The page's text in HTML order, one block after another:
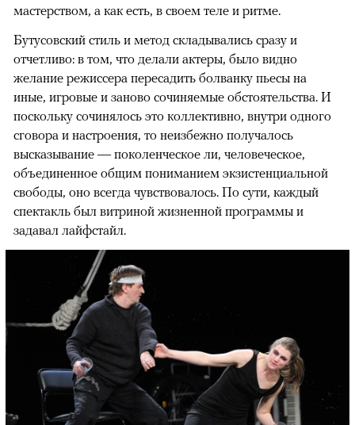
мастерством, а как есть, в своем теле и ритме.
Бутусовский стиль и метод складывались сразу и
отчетливо: в том, что делали актеры, было видно
желание режиссера пересадить болванку пьесы на
иные, игровые и заново сочиняемые обстоятельства. И
поскольку сочинялось это коллективно, внутри одного
сговора и настроения, то неизбежно получалось
высказывание — поколенческое ли, человеческое,
объединенное общим пониманием экзистенциальной
свободы, оно всегда чувствовалось. По сути, каждый
спектакль был витриной жизненной программы и
задавал лайфстайл.